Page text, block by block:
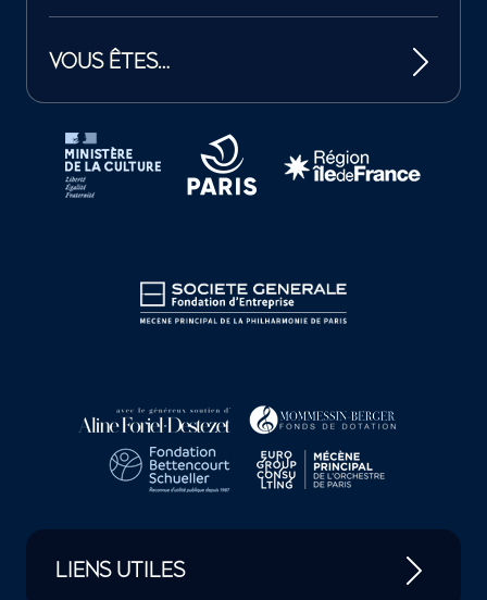
VOUS ÊTES…
Tutelles et mécènes de la Philharmonie de Paris
LIENS UTILES